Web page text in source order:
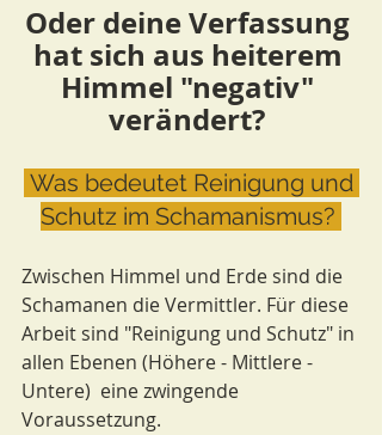
Oder deine Verfassung
hat sich aus heiterem
Himmel "negativ"
verändert?
Schutz im Schamanismus?
Zwischen Himmel und Erde sind die
Schamanen die Vermittler. Für diese
Arbeit sind "Reinigung und Schutz" in
allen Ebenen (Höhere - Mittlere -
Untere)  eine zwingende
Voraussetzung.